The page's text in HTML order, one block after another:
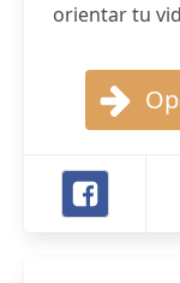
orientar tu